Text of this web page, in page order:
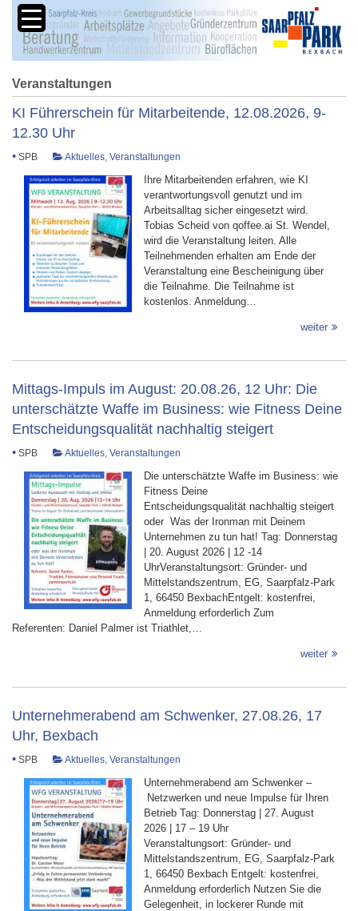
Veranstaltungen
KI Führerschein für Mitarbeitende, 12.08.2026, 9-
12.30 Uhr
• SPB Aktuelles Veranstaltungen
Ihre Mitarbeitenden erfahren, wie KI
verantwortungsvoll genutzt und im
Arbeitsalltag sicher eingesetzt wird.
Tobias Scheid von qoffee.ai St. Wendel,
wird die Veranstaltung leiten. Alle
Teilnehmenden erhalten am Ende der
Veranstaltung eine Bescheinigung über
die Teilnahme. Die Teilnahme ist
kostenlos. Anmeldung…
weiter
Mittags-Impuls im August: 20.08.26, 12 Uhr: Die
unterschätzte Waffe im Business: wie Fitness Deine
Entscheidungsqualität nachhaltig steigert
• SPB Aktuelles Veranstaltungen
Die unterschätzte Waffe im Business: wie
Fitness Deine
Entscheidungsqualität nachhaltig steigert
oder Was der Ironman mit Deinem
Unternehmen zu tun hat! Tag: Donnerstag
| 20. August 2026 | 12 -14
UhrVeranstaltungsort: Gründer- und
Mittelstandszentrum, EG, Saarpfalz-Park
1, 66450 BexbachEntgelt: kostenfrei,
Anmeldung erforderlich Zum
Referenten: Daniel Palmer ist Triathlet,…
weiter
Unternehmerabend am Schwenker, 27.08.26, 17
Uhr, Bexbach
• SPB Aktuelles, Veranstaltungen
Unternehmerabend am Schwenker –
Netzwerken und neue Impulse für Ihren
Betrieb Tag: Donnerstag | 27. August
2026 | 17 – 19 Uhr
Veranstaltungsort: Gründer- und
Mittelstandszentrum, EG, Saarpfalz-Park
1, 66450 Bexbach Entgelt: kostenfrei,
Anmeldung erforderlich Nutzen Sie die
Gelegenheit, in lockerer Runde mit